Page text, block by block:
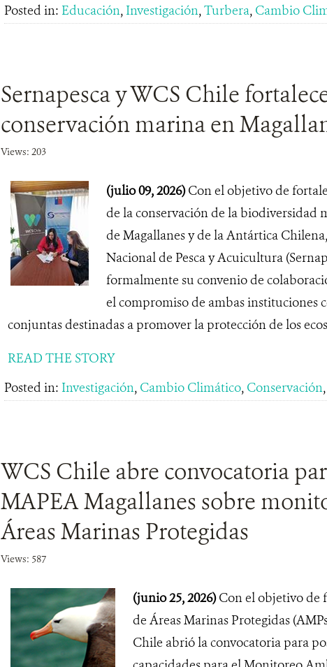
Posted in: Educación, Investigación,Turbera, Cambio
Sernapesca y WCS Chile
conservación marina en
Views: 203
(julio 09, 2026)Con el objetivo de
de la conservación de la biodiversidad
de Magallanes y de la Antártica
Nacional de Pesca y Acuicultura
formalmente su convenio de
el compromiso de ambas instituciones
conjuntas destinadas a promover la protección de los
READ THE STORY
Posted in: Investigación, Cambio Climático, Conservación,
WCS Chile abre convocatoria
MAPEA Magallanes sobre
Áreas Marinas Protegidas
Views: 587
(junio 25, 2026)Con el objetivo de
de Áreas Marinas Protegidas
Chile abrió la convocatoria para